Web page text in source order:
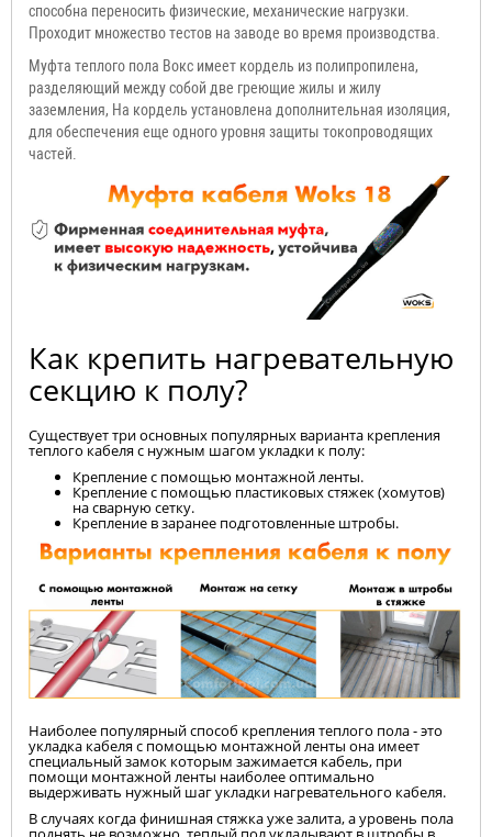
способна переносить физические, механические нагрузки.
Проходит множество тестов на заводе во время производства.
Муфта теплого пола Вокс имеет кордель из полипропилена,
разделяющий между собой две греющие жилы и жилу
заземления, На кордель установлена дополнительная изоляция,
для обеспечения еще одного уровня защиты токопроводящих
частей.
Как крепить нагревательную
секцию к полу?
Существует три основных популярных варианта крепления
теплого кабеля с нужным шагом укладки к полу:
Крепление с помощью монтажной ленты.
Крепление с помощью пластиковых стяжек (хомутов)
на сварную сетку.
Крепление в заранее подготовленные штробы.
Наиболее популярный способ крепления теплого пола - это
укладка кабеля с помощью монтажной ленты она имеет
специальный замок которым зажимается кабель, при
помощи монтажной ленты наиболее оптимально
выдерживать нужный шаг укладки нагревательного кабеля.
В случаях когда финишная стяжка уже залита, а уровень пола